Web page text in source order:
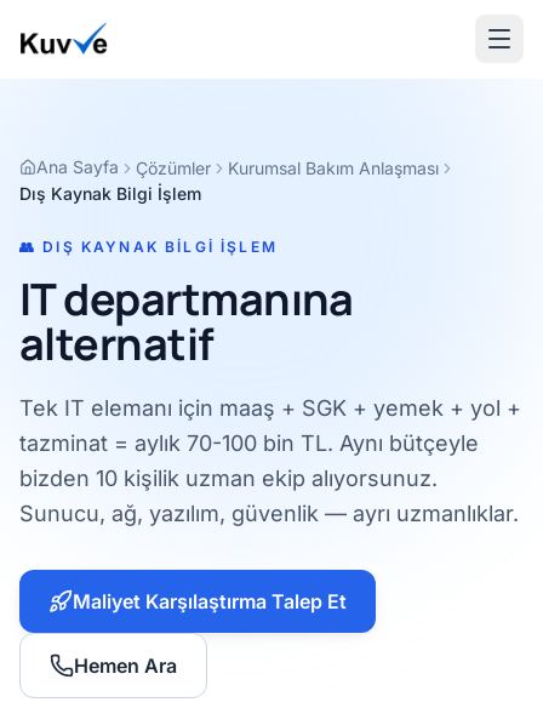
Ana Sayfa Çözümler
Kurumsal Bakım Anlaşması
Dış Kaynak Bilgi İşlem
👥 DIŞ KAYNAK BILGI İŞLEM
IT departmanına
alternatif
Tek IT elemanı için maaş + SGK + yemek + yol +
tazminat = aylık 70-100 bin TL. Aynı bütçeyle
bizden 10 kişilik uzman ekip alıyorsunuz.
Sunucu, ağ, yazılım, güvenlik — ayrı uzmanlıklar.
Maliyet Karşılaştırma Talep Et
Hemen Ara